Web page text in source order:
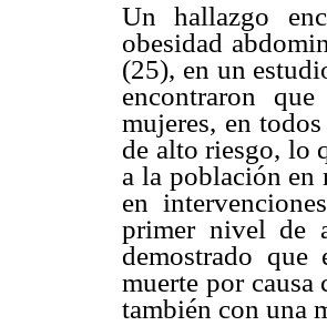
Un hallazgo
obesidad
(25), en un
encontraron
mujeres, en
de alto riesgo, lo
a la población en
en
primer nivel de
demostrado
muerte por
también con una